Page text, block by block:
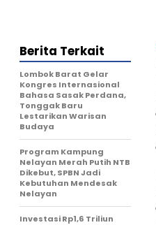
Berita Terkait
Lombok Barat Gelar
Kongres Internasional
Bahasa Sasak Perdana,
Tonggak Baru
Lestarikan Warisan
Budaya
Program Kampung
Nelayan Merah Putih NTB
Dikebut, SPBN Jadi
Kebutuhan Mendesak
Nelayan
Investasi Rp1,6 Triliun